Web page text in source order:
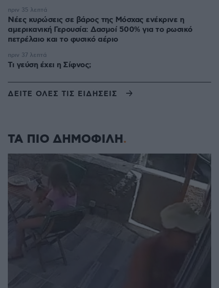
Νέες κυρώσεις σε βάρος της Μόσχας ενέκρινε η
αμερικανική Γερουσία: Δασμοί 500% για το ρωσικό
πετρέλαιο και το φυσικό αέριο
πριν 35 λεπτά
Τι γεύση έχει η Σίφνος;
πριν 37 λεπτά
ΔΕΙΤΕ ΟΛΕΣ ΤΙΣ ΕΙΔΗΣΕΙΣ
ΤΑ ΠΙΟ ΔΗΜΟΦΙΛΗ